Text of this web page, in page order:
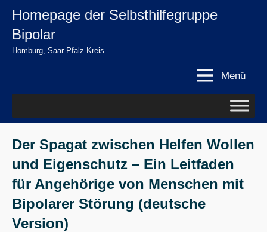
springen
Zum
springen
Homepage der Selbsthilfegruppe
Bipolar
Homburg, Saar-Pfalz-Kreis
Menü
Der Spagat zwischen Helfen Wollen
und Eigenschutz – Ein Leitfaden
für Angehörige von Menschen mit
Bipolarer Störung (deutsche
Version)